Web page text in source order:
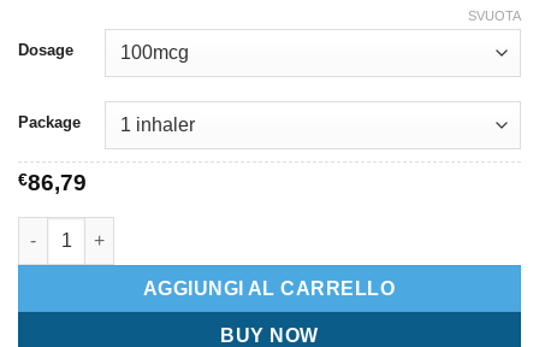
Dosage
Package
SVUOTA
€86,79
Entocort quantità
AGGIUNGI AL CARRELLO
BUY NOW